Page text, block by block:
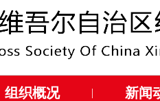
组织概况 | 新闻